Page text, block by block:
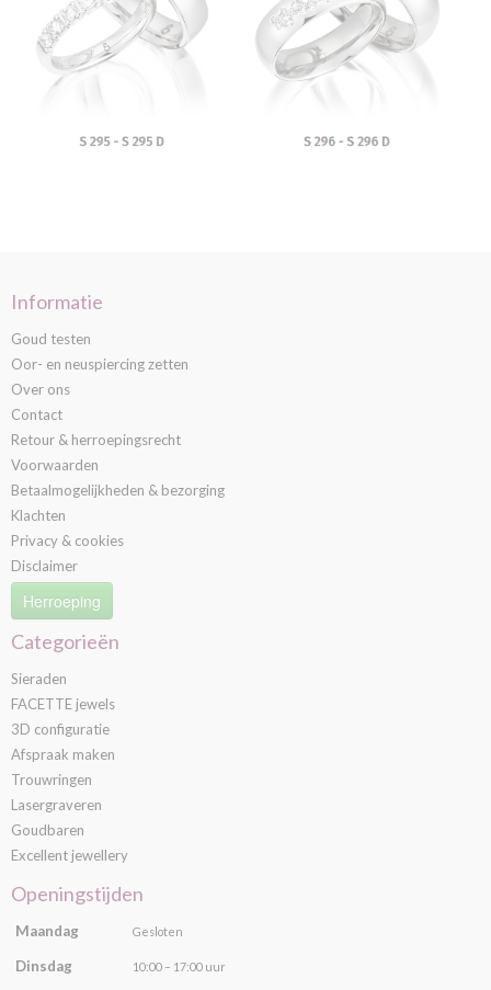
Informatie
Goud testen
Oor- en neuspiercing zetten
Over ons
Contact
Retour & herroepingsrecht
Voorwaarden
Betaalmogelijkheden & bezorging
Klachten
Privacy & cookies
Disclaimer
Herroeping
Categorieën
Sieraden
FACETTE jewels
3D configuratie
Afspraak maken
Trouwringen
Lasergraveren
Goudbaren
Excellent jewellery
Openingstijden
Maandag Gesloten
Dinsdag 10:00 – 17:00 uur